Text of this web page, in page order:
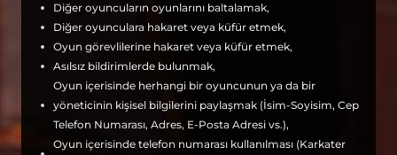
Diğer oyuncuların oyunlarını baltalamak,
Diğer oyunculara hakaret veya küfür etmek,
Oyun görevlilerine hakaret veya küfür etmek,
Asılsız bildirimlerde bulunmak,
Oyun içerisinde herhangi bir oyuncunun ya da bir
yöneticinin kişisel bilgilerini paylaşmak (İsim-Soyisim, Cep
Telefon Numarası, Adres, E-Posta Adresi vs.),
Oyun içerisinde telefon numarası kullanılması (Karkater